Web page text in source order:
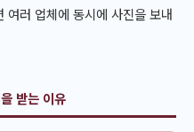
여러 업체에 동시에 사진을 보내
받는 이유